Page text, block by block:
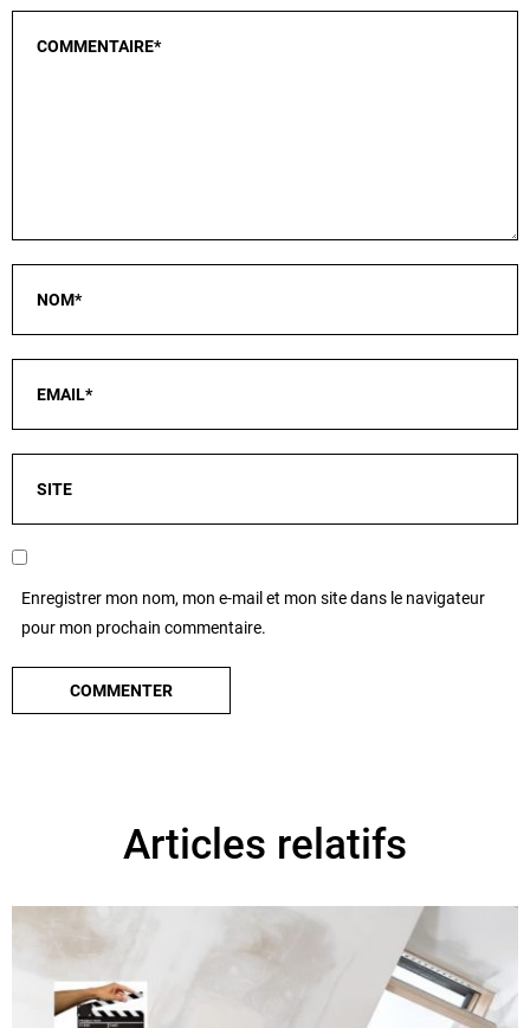
Enregistrer mon nom, mon e-mail et mon site dans le navigateur
pour mon prochain commentaire.
Articles relatifs